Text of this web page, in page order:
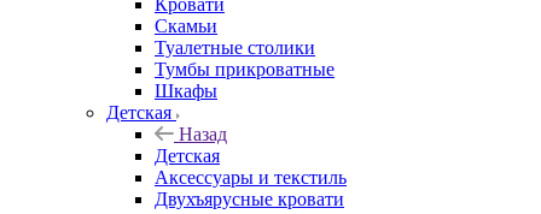
Кровати
Скамьи
Туалетные столики
Тумбы прикроватные
Шкафы
Детская
Назад
Детская
Аксессуары и текстиль
Двухъярусные кровати